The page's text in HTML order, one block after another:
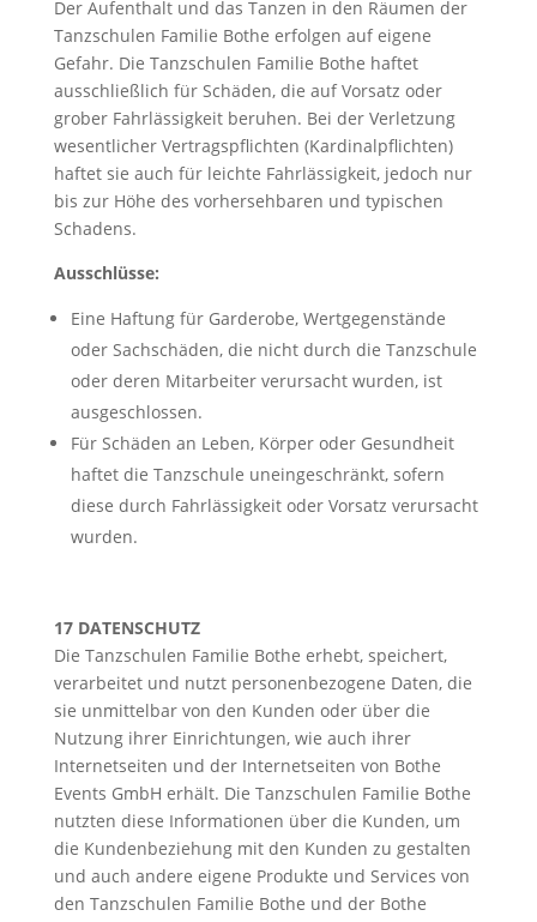
Der Aufenthalt und das Tanzen in den Räumen der
Tanzschulen Familie Bothe erfolgen auf eigene
Gefahr. Die Tanzschulen Familie Bothe haftet
ausschließlich für Schäden, die auf Vorsatz oder
grober Fahrlässigkeit beruhen. Bei der Verletzung
wesentlicher Vertragspflichten (Kardinalpflichten)
haftet sie auch für leichte Fahrlässigkeit, jedoch nur
bis zur Höhe des vorhersehbaren und typischen
Schadens.
Ausschlüsse:
Eine Haftung für Garderobe, Wertgegenstände
oder Sachschäden, die nicht durch die Tanzschule
oder deren Mitarbeiter verursacht wurden, ist
ausgeschlossen.
Für Schäden an Leben, Körper oder Gesundheit
haftet die Tanzschule uneingeschränkt, sofern
diese durch Fahrlässigkeit oder Vorsatz verursacht
wurden.
17 DATENSCHUTZ
Die Tanzschulen Familie Bothe erhebt, speichert,
verarbeitet und nutzt personenbezogene Daten, die
sie unmittelbar von den Kunden oder über die
Nutzung ihrer Einrichtungen, wie auch ihrer
Internetseiten und der Internetseiten von Bothe
Events GmbH erhält. Die Tanzschulen Familie Bothe
nutzten diese Informationen über die Kunden, um
die Kundenbeziehung mit den Kunden zu gestalten
und auch andere eigene Produkte und Services von
den Tanzschulen Familie Bothe und der Bothe